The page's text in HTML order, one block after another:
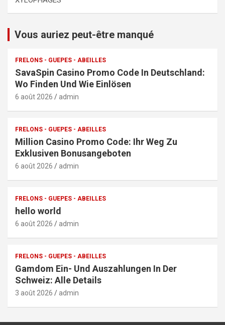
Vous auriez peut-être manqué
FRELONS - GUEPES - ABEILLES
SavaSpin Casino Promo Code In Deutschland:
Wo Finden Und Wie Einlösen
6 août 2026 admin
FRELONS - GUEPES - ABEILLES
Million Casino Promo Code: Ihr Weg Zu
Exklusiven Bonusangeboten
6 août 2026 admin
FRELONS - GUEPES - ABEILLES
hello world
6 août 2026 admin
FRELONS - GUEPES - ABEILLES
Gamdom Ein- Und Auszahlungen In Der
Schweiz: Alle Details
3 août 2026 admin